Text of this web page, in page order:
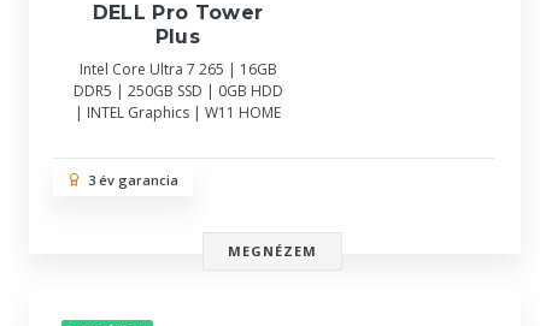
DELL Pro Tower
Plus
Intel Core Ultra 7 265 | 16GB
DDR5 | 250GB SSD | 0GB HDD
| INTEL Graphics | W11 HOME
3 év garancia
MEGNÉZEM